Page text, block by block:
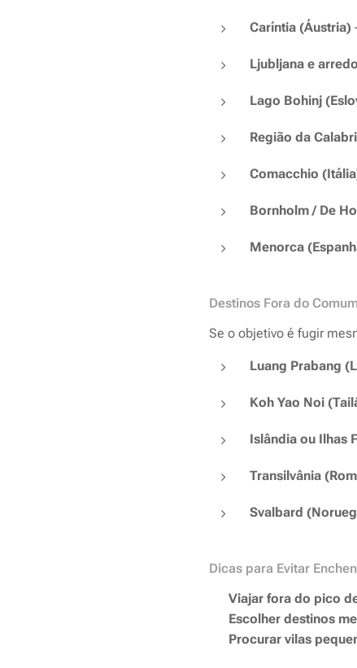
Caríntia (Áustria)
Ljubljana e
Lago Bohinj
Região da
Comacchio
Bornholm / De
Menorca
Destinos Fora do Comum
Se o objetivo é fugir
Luang Prabang
Koh Yao Noi
Islândia ou Ilhas
Transilvânia
Svalbard
Dicas para Evitar
Viajar fora do pico
Escolher destinos
Procurar vilas